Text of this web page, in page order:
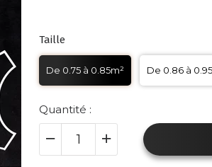
Taille
De 0.75 à 0.85m² De 0.86 à
Quantité :